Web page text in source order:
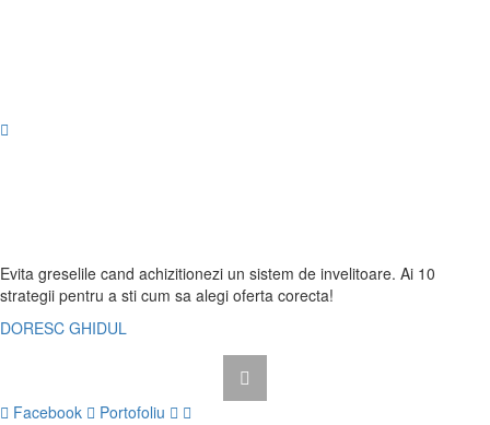
Evita greselile cand achizitionezi un sistem de invelitoare. Ai 10
strategii pentru a sti cum sa alegi oferta corecta!
DORESC GHIDUL
Facebook Portofoliu